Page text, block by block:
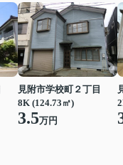
見附市学校町２丁目
8K (124.73㎡)
3.5万円